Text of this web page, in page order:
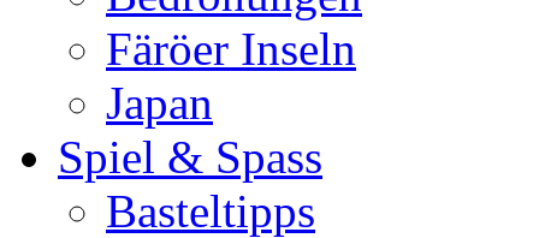
Färöer Inseln
Japan
Spiel & Spass
Basteltipps